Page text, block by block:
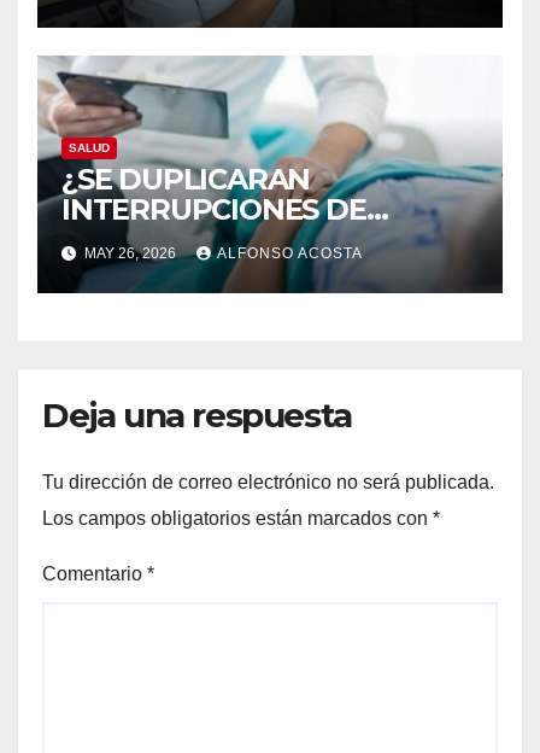
SALUD
¿SE DUPLICARAN
INTERRUPCIONES DE
EMBARAZO LEGALES?
MAY 26, 2026 ALFONSO ACOSTA
Deja una respuesta
Tu dirección de correo electrónico no será publicada.
Los campos obligatorios están marcados con *
Comentario *